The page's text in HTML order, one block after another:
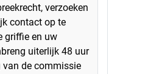
verzoeken
contact op te
griffie en uw
uiterlijk 48 uur
de commissie